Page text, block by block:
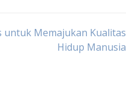
untuk Memajukan Kualitas
Hidup Manusia